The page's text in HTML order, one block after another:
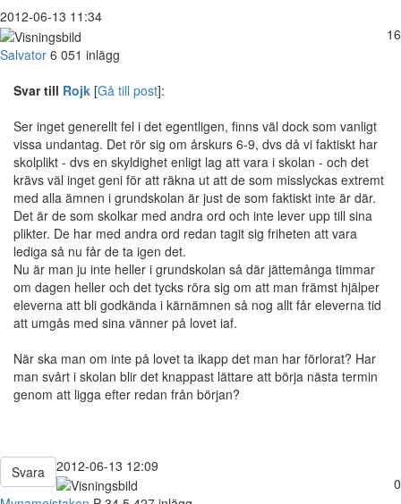
2012-06-13 11:34
16
Salvator 6 051 inlägg
Svar till Rojk [Gå till post]:
Ser inget generellt fel i det egentligen, finns väl dock som vanligt
vissa undantag. Det rör sig om årskurs 6-9, dvs då vi faktiskt har
skolplikt - dvs en skyldighet enligt lag att vara i skolan - och det
krävs väl inget geni för att räkna ut att de som misslyckas extremt
med alla ämnen i grundskolan är just de som faktiskt inte är där.
Det är de som skolkar med andra ord och inte lever upp till sina
plikter. De har med andra ord redan tagit sig friheten att vara
lediga så nu får de ta igen det.
Nu är man ju inte heller i grundskolan så där jättemånga timmar
om dagen heller och det tycks röra sig om att man främst hjälper
eleverna att bli godkända i kärnämnen så nog allt får eleverna tid
att umgås med sina vänner på lovet iaf.
När ska man om inte på lovet ta ikapp det man har förlorat? Har
man svårt i skolan blir det knappast lättare att börja nästa termin
genom att ligga efter redan från början?
Svara
2012-06-13 12:09
0